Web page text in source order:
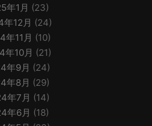
年1月 (23)
年12月 (24)
年11月 (10)
年10月 (21)
年9月 (24)
年8月 (29)
年7月 (14)
年6月 (18)